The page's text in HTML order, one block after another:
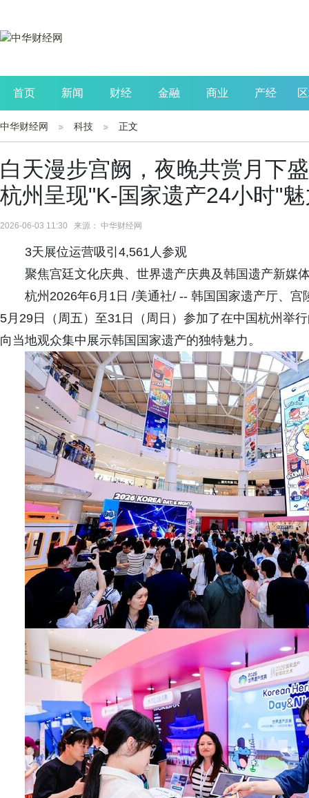
首页 新闻 财经 金融 商业 产经
公司 生活 读书
中华财经网 科技 正文
白天漫步宫阙，夜晚共赏月下
杭州呈现"K-国家遗产24小时"
2026-06-03 11:30 来源： 中华财经网
3天展位运营吸引4,561人参观
聚焦宫廷文化庆典、世界遗产庆典及韩国遗产新媒
杭州2026年6月1日 /美通社/ -- 韩国国家遗产厅、
5月29日（周五）至31日（周日）参加了在中国杭州举
向当地观众集中展示韩国国家遗产的独特魅力。